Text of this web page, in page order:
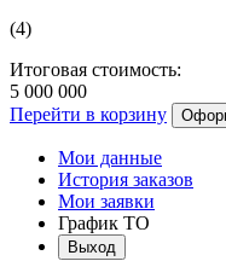
(4)
Итоговая стоимость:
5 000 000
Перейти в корзину
Мои данные
История заказов
Мои заявки
График ТО
Выход